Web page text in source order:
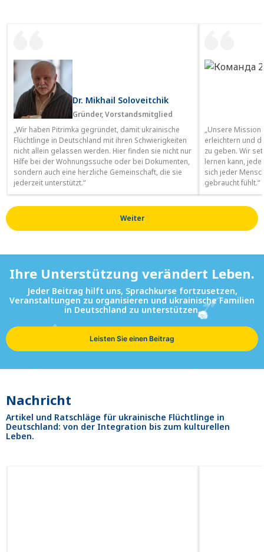
Dr. Mikhail Soloveitchik
Gründer, Vorstandsmitglied
„Wir haben Pitrimka gegründet, damit ukrainische
Flüchtlinge in Deutschland mit ihren Schwierigkeiten
nicht allein gelassen werden. Hier finden sie nicht nur
Hilfe bei der Wohnungssuche oder bei Dokumenten,
sondern auch eine herzliche Gemeinschaft, die sie
jederzeit unterstützt.“
„Unsere
erleichtern und
zu geben. Wir
lernen kann,
sich jeder
gebraucht fühlt.“
Weiter
Ihre Unterstützung verändert Leben.
Jeder Beitrag hilft uns, Sprachkurse fortzusetzen,
Veranstaltungen zu organisieren und ukrainische Familien
in Deutschland zu unterstützen.
Leisten Sie einen Beitrag
Nachricht
Artikel und Ratschläge für ukrainische Flüchtlinge in
Deutschland: von der Integration bis zum kulturellen
Leben.